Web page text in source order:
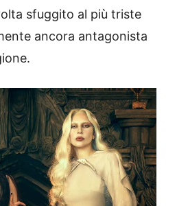
sfuggito al più triste
ancora antagonista